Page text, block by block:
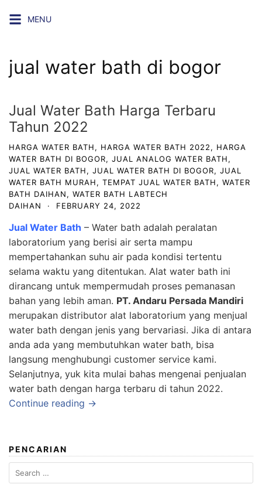
MENU
jual water bath di bogor
Jual Water Bath Harga Terbaru
Tahun 2022
HARGA WATER BATH, HARGA WATER BATH 2022, HARGA
WATER BATH DI BOGOR, JUAL ANALOG WATER BATH,
JUAL WATER BATH, JUAL WATER BATH DI BOGOR, JUAL
WATER BATH MURAH, TEMPAT JUAL WATER BATH, WATER
BATH DAIHAN, WATER BATH LABTECH
DAIHAN
· FEBRUARY 24, 2022
Jual Water Bath – Water bath adalah peralatan
laboratorium yang berisi air serta mampu
mempertahankan suhu air pada kondisi tertentu
selama waktu yang ditentukan. Alat water bath ini
dirancang untuk mempermudah proses pemanasan
bahan yang lebih aman. PT. Andaru Persada Mandiri
merupakan distributor alat laboratorium yang menjual
water bath dengan jenis yang bervariasi. Jika di antara
anda ada yang membutuhkan water bath, bisa
langsung menghubungi customer service kami.
Selanjutnya, yuk kita mulai bahas mengenai penjualan
water bath dengan harga terbaru di tahun 2022.
Continue reading →
PENCARIAN
Search
for: